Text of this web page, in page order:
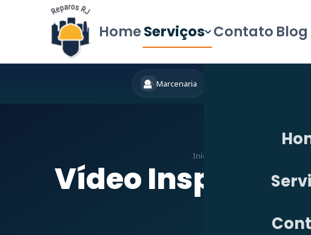
HomeServiços Contato Blog
Marcenaria
Início
Vídeo Inspeção